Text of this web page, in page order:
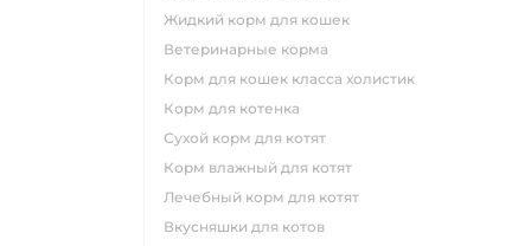
жидкий корм для кошек
ветеринарные корма
корм для кошек класса холистик
корм для котенка
сухой корм для котят
корм влажный для котят
лечебный корм для котят
вкусняшки для котов